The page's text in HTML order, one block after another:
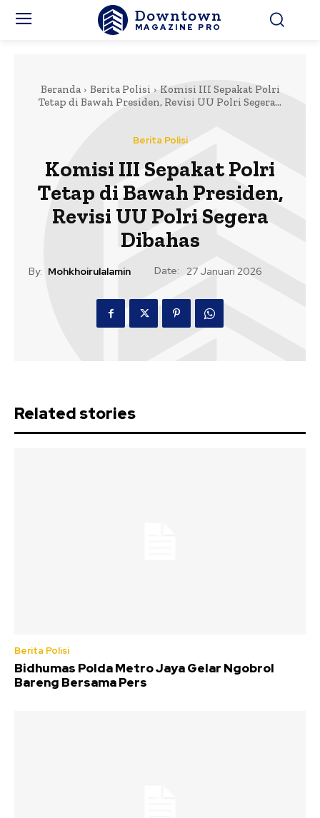
Downtown
MAGAZINE PRO
Beranda Berita Polisi
Komisi III Sepakat Polri
Tetap di Bawah Presiden, Revisi UU Polri Segera...
Berita Polisi
Komisi III Sepakat Polri
Tetap di Bawah Presiden,
Revisi UU Polri Segera
Dibahas
By: Mohkhoirulalamin Date: 27 Januari 2026
Related stories
Berita Polisi
Bidhumas Polda Metro Jaya Gelar Ngobrol
Bareng Bersama Pers